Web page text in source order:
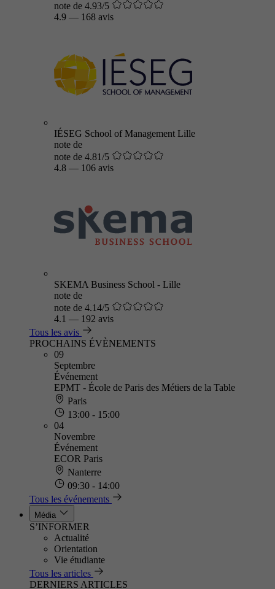
note de 4.93/5
4.9 — 168 avis
IÉSEG School of Management Lille
note de
note de 4.81/5
4.8 — 106 avis
SKEMA Business School - Lille
note de
note de 4.14/5
4.1 — 192 avis
Tous les avis
PROCHAINS ÉVÈNEMENTS
09
Septembre
Événement
EPMT - École de Paris des Métiers de la Table
Paris
13:00 - 15:00
04
Novembre
Événement
ECOR Paris
Nanterre
09:30 - 14:00
Tous les événements
Média
S’INFORMER
Actualité
Orientation
Vie étudiante
Tous les articles
DERNIERS ARTICLES